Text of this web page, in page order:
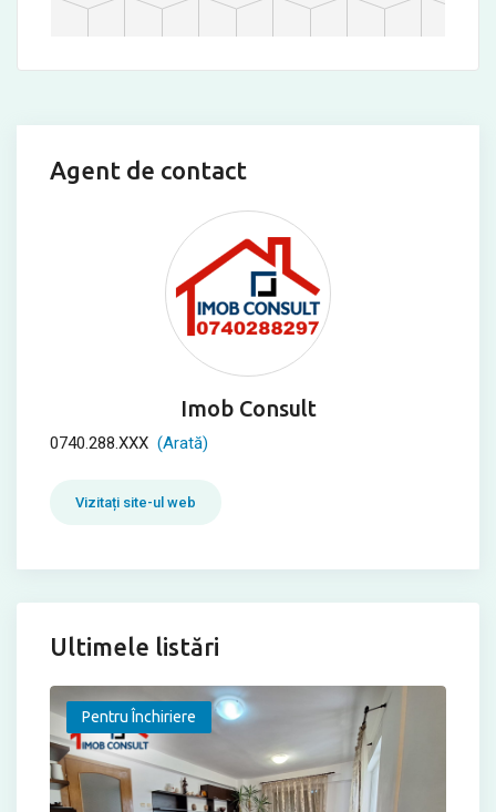
Agent de contact
Imob Consult
0740.288.XXX (Arată)
Vizitați site-ul web
Ultimele listări
Pentru Închiriere